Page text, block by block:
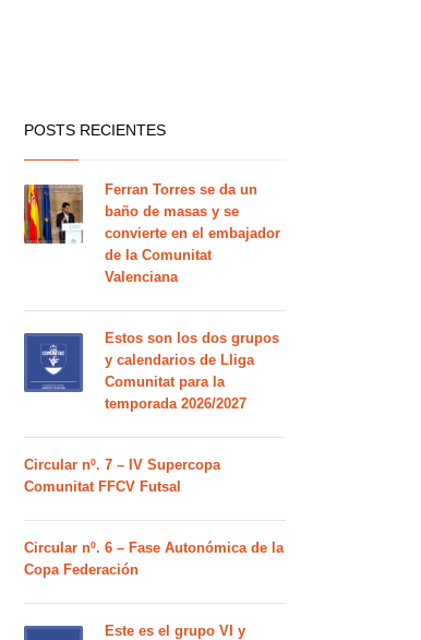
POSTS RECIENTES
Ferran Torres se da un
baño de masas y se
convierte en el embajador
de la Comunitat
Valenciana
Estos son los dos grupos
y calendarios de Lliga
Comunitat para la
temporada 2026/2027
Circular nº. 7 – IV Supercopa
Comunitat FFCV Futsal
Circular nº. 6 – Fase Autonómica de la
Copa Federación
Este es el grupo VI y